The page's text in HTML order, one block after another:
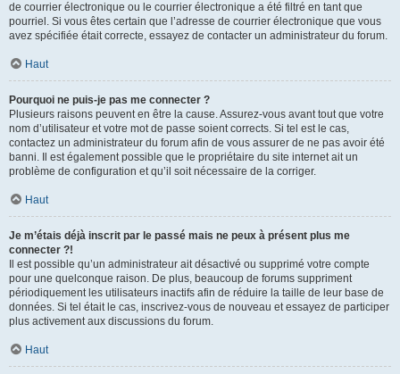
de courrier électronique ou le courrier électronique a été filtré en tant que
pourriel. Si vous êtes certain que l’adresse de courrier électronique que vous
avez spécifiée était correcte, essayez de contacter un administrateur du forum.
Haut
Pourquoi ne puis-je pas me connecter ?
Plusieurs raisons peuvent en être la cause. Assurez-vous avant tout que votre
nom d’utilisateur et votre mot de passe soient corrects. Si tel est le cas,
contactez un administrateur du forum afin de vous assurer de ne pas avoir été
banni. Il est également possible que le propriétaire du site internet ait un
problème de configuration et qu’il soit nécessaire de la corriger.
Haut
Je m’étais déjà inscrit par le passé mais ne peux à présent plus me
connecter ?!
Il est possible qu’un administrateur ait désactivé ou supprimé votre compte
pour une quelconque raison. De plus, beaucoup de forums suppriment
périodiquement les utilisateurs inactifs afin de réduire la taille de leur base de
données. Si tel était le cas, inscrivez-vous de nouveau et essayez de participer
plus activement aux discussions du forum.
Haut